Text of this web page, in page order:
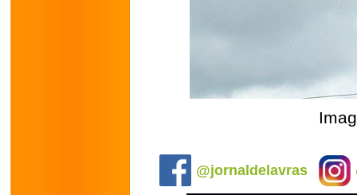
@jornaldelavras